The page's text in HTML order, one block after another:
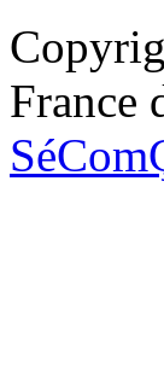
France